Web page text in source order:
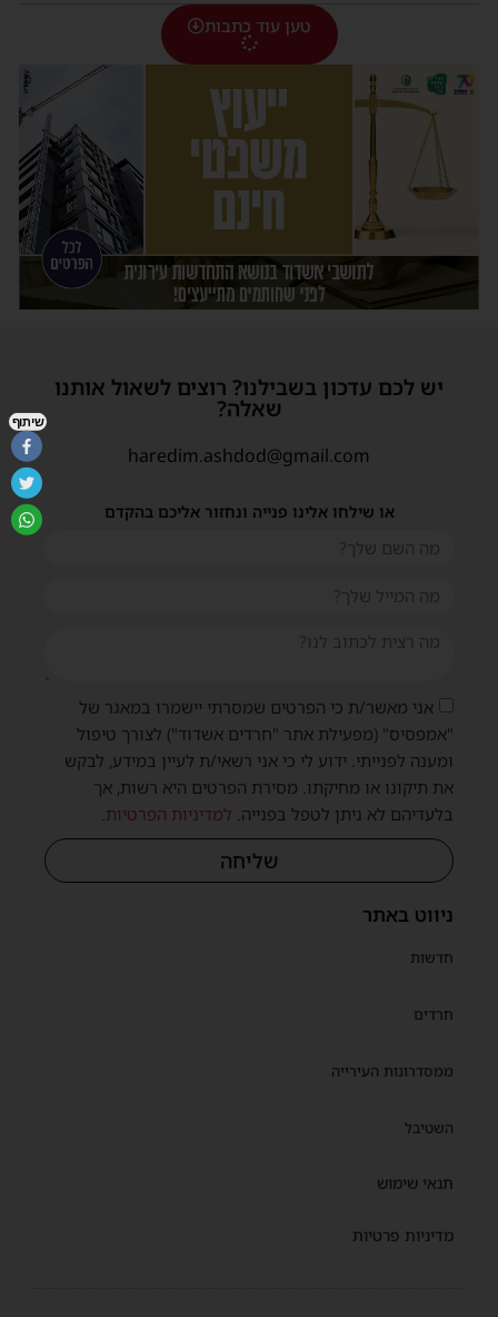
טען עוד כתבות
ניווט באתר
חדשות
חרדים
ממסדרונות העירייה
השטיבל
תנאי שימוש
מדיניות פרטיות
יש לכם עדכון בשבילנו? רוצים לשאול אותנו
שאלה?
haredim.ashdod@gmail.com
או שילחו אלינו פנייה ונחזור אליכם בהקדם
אני מאשר/ת כי הפרטים שמסרתי יישמרו במאגר של
"אמפסיס" (מפעילת אתר "חרדים אשדוד") לצורך טיפול
ומענה לפנייתי. ידוע לי כי אני רשאי/ת לעיין במידע, לבקש
את תיקונו או מחיקתו. מסירת הפרטים היא רשות, אך
בלעדיהם לא ניתן לטפל בפנייה. למדיניות הפרטיות
שליחה
שיתוף